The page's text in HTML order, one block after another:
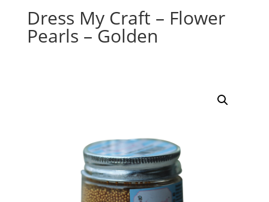
Dress My Craft – Flower
Pearls – Golden